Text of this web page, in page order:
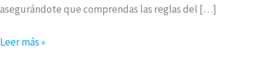
asegurándote que comprendas las reglas del […]
Leer más »